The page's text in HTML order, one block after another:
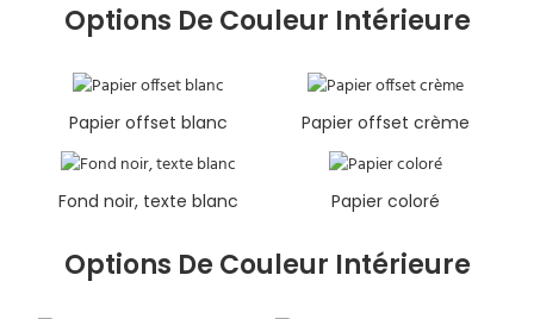
Options De Couleur Intérieure
Papier offset blanc Papier offset crème
Fond noir, texte blanc Papier coloré
Options De Couleur Intérieure